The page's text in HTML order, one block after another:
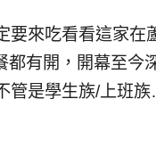
要來吃看看這家在
有開，開幕至今
管是學生族/上班